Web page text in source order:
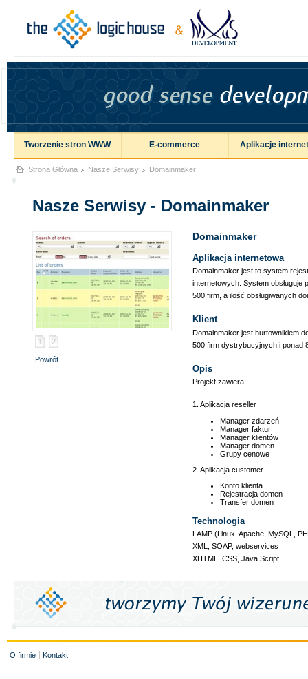
Tworzenie stron WWW E-commerce Aplikacje
Strona Główna Nasze Serwisy Domainmaker
Nasze Serwisy - Domainmaker
1 2
Powrót
Domainmaker
Aplikacja internetowa
Domainmaker jest to system
internetowych. System obsługuje
500 firm, a ilość obsługiwanych
Klient
Domainmaker jest hurtownikiem
500 firm dystrybucyjnych i ponad
Opis
Projekt zawiera:
1. Aplikacja reseller
Manager zdarzeń
Manager faktur
Manager klientów
Manager domen
Grupy cenowe
2. Aplikacja customer
Konto klienta
Rejestracja domen
Transfer domen
Technologia
LAMP (Linux, Apache, MySQL,
XML, SOAP, webservices
XHTML, CSS, Java Script
O firmie Kontakt